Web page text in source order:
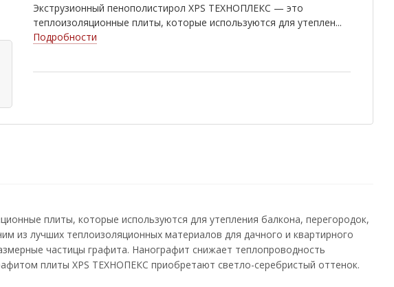
Экструзионный пенополистирол XPS ТЕХНОПЛЕКС — это
теплоизоляционные плиты, которые используются для утеплен...
Подробности
плиты, которые используются для утепления балкона, перегородок,
из лучших теплоизоляционных материалов для дачного и квартирного
частицы графита. Нанографит снижает теплопроводность
плиты XPS ТЕХНОПЕКС приобретают светло-серебристый оттенок.